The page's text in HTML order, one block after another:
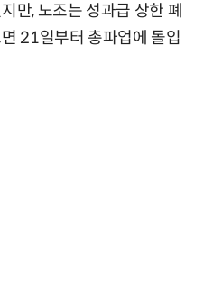
만, 노조는 성과급 상한 폐
21일부터 총파업에 돌입